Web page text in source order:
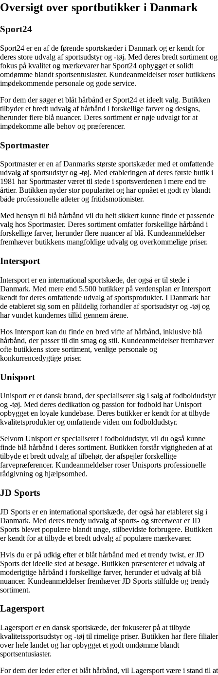
Oversigt over sportbutikker i Danmark
Sport24
Sport24 er en af de førende sportskæder i Danmark og er kendt for
deres store udvalg af sportsudstyr og -tøj. Med deres bredt sortiment og
fokus på kvalitet og mærkevarer har Sport24 opbygget et solidt
omdømme blandt sportsentusiaster. Kundeanmeldelser roser butikkens
imødekommende personale og gode service.
For dem der søger et blåt hårbånd er Sport24 et ideelt valg. Butikken
tilbyder et bredt udvalg af hårbånd i forskellige farver og designs,
herunder flere blå nuancer. Deres sortiment er nøje udvalgt for at
imødekomme alle behov og præferencer.
Sportmaster
Sportmaster er en af Danmarks største sportskæder med et omfattende
udvalg af sportsudstyr og -tøj. Med etableringen af ​​deres første butik i
1981 har Sportmaster været til stede i sportsverdenen i mere end tre
årtier. Butikken nyder stor popularitet og har opnået et godt ry blandt
både professionelle atleter og fritidsmotionister.
Med hensyn til blå hårbånd vil du helt sikkert kunne finde et passende
valg hos Sportmaster. Deres sortiment omfatter forskellige hårbånd i
forskellige farver, herunder flere nuancer af blå. Kundeanmeldelser
fremhæver butikkens mangfoldige udvalg og overkommelige priser.
Intersport
Intersport er en international sportskæde, der også er til stede i
Danmark. Med mere end 5.500 butikker på verdensplan er Intersport
kendt for deres omfattende udvalg af sportsprodukter. I Danmark har
de etableret sig som en pålidelig forhandler af sportsudstyr og -tøj og
har vundet kundernes tillid gennem årene.
Hos Intersport kan du finde en bred vifte af hårbånd, inklusive blå
hårbånd, der passer til din smag og stil. Kundeanmeldelser fremhæver
ofte butikkens store sortiment, venlige personale og
konkurrencedygtige priser.
Unisport
Unisport er et dansk brand, der specialiserer sig i salg af fodboldudstyr
og -tøj. Med deres dedikation og passion for fodbold har Unisport
opbygget en loyale kundebase. Deres butikker er kendt for at tilbyde
kvalitetsprodukter og omfattende viden om fodboldudstyr.
Selvom Unisport er specialiseret i fodboldudstyr, vil du også kunne
finde blå hårbånd i deres sortiment. Butikken forstår vigtigheden af ​​at
tilbyde et bredt udvalg af tilbehør, der afspejler forskellige
farvepræferencer. Kundeanmeldelser roser Unisports professionelle
rådgivning og hjælpsomhed.
JD Sports
JD Sports er en international sportskæde, der også har etableret sig i
Danmark. Med deres trendy udvalg af sports- og streetwear er JD
Sports blevet populære blandt unge, stilbevidste forbrugere. Butikken
er kendt for at tilbyde et bredt udvalg af populære mærkevarer.
Hvis du er på udkig efter et blåt hårbånd med et trendy twist, er JD
Sports det ideelle sted at besøge. Butikken præsenterer et udvalg af
moderigtige hårbånd i forskellige farver, herunder et udvalg af blå
nuancer. Kundeanmeldelser fremhæver JD Sports stilfulde og trendy
sortiment.
Lagersport
Lagersport er en dansk sportskæde, der fokuserer på at tilbyde
kvalitetssportsudstyr og -tøj til rimelige priser. Butikken har flere filialer
over hele landet og har opbygget et godt omdømme blandt
sportsentusiaster.
For dem der leder efter et blåt hårbånd, vil Lagersport være i stand til at